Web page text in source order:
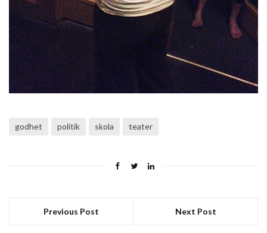
godhet politik skola teater
Previous Post Next Post